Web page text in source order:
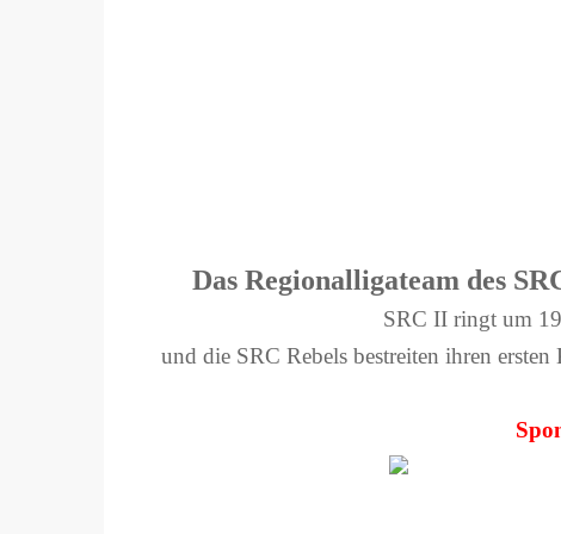
Das Regionalligateam des
SRC II ringt um
und die SRC Rebels bestreiten ihren